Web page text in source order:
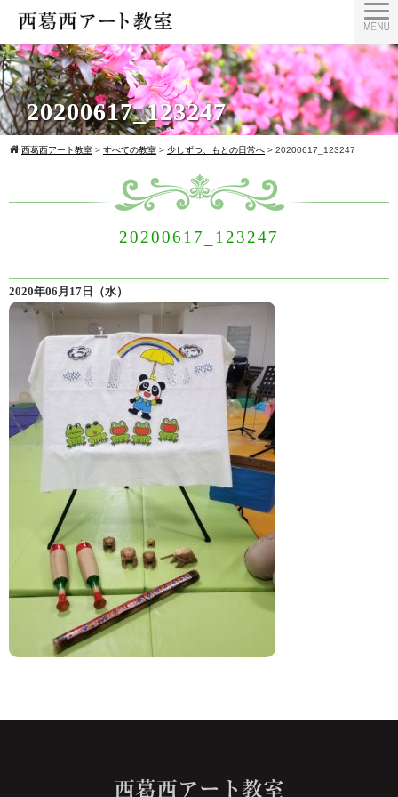
20200617_123247
西葛西アート教室 > すべての教室 > 少しずつ、もとの日常へ > 20200617_123247
20200617_123247
2020年06月17日（水）